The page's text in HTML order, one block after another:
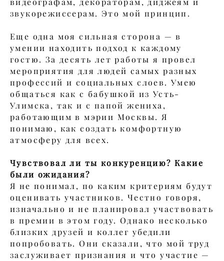
видеографам, декораторам, диджеям и
звукорежиссерам. Это мой принцип.
Еще одна моя сильная сторона — в
умении находить подход к каждому
гостю. За десять лет работы я провел
мероприятия для людей самых разных
профессий и социальных слоев. Умею
общаться как с бабушкой из Усть-
Улимска, так и с папой жениха,
работающим в мэрии Москвы. Я
понимаю, как создать комфортную
атмосферу для всех.
Чувствовал ли ты конкуренцию? Какие
были ожидания?
Я не понимал, по каким критериям будут
оценивать участников. Честно говоря,
изначально и не планировал участвовать
в премии в этом году. Однако несколько
близких друзей и коллег убедили
попробовать. Они сказали, что мой труд
заслуживает признания и что участие —